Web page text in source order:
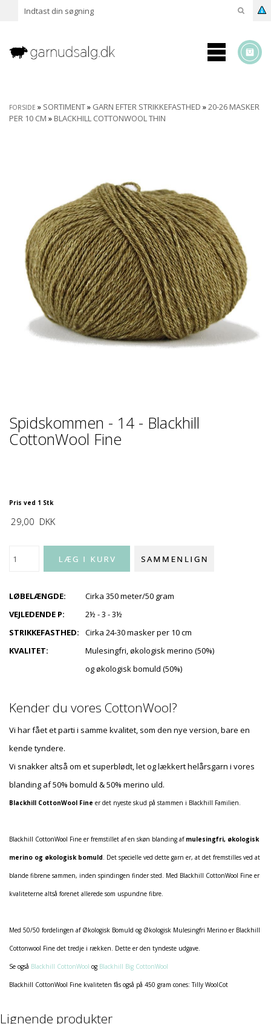
FORSIDE » SORTIMENT» GARN EFTER STRIKKEFASTHED »20-26 MASKER
PER 10 CM » BLACKHILL COTTONWOOL THIN
Spidskommen - 14 - Blackhill
CottonWool Fine
Pris ved 1 Stk
29,00 DKK
LØBELÆNGDE:
VEJLEDENDE P:
STRIKKEFASTHED:
KVALITET:
Cirka 350 meter/50 gram
2½ - 3 - 3½
Cirka 24-30 masker per 10 cm
Mulesingfri, økologisk merino (50%)
og økologisk bomuld (50%)
Kender du vores CottonWool?
Vi har fået et parti i samme kvalitet, som den nye version, bare en
kende tyndere.
Vi snakker altså om et superblødt, let og lækkert helårsgarn i vores
blanding af 50% bomuld & 50% merino uld.
Blackhill CottonWool Fine er det nyeste skud på stammen i Blackhill Familien.
Blackhill CottonWool Fine er fremstillet af en skøn blanding af mulesingfri, økologisk
merino og økologisk bomuld. Det specielle ved dette garn er, at det fremstilles ved at
blande fibrene sammen, inden spindingen finder sted. Med Blackhill CottonWool Fine er
kvaliteterne altså forenet allerede som uspundne fibre.
Med 50/50 fordelingen af Økologisk Bomuld og Økologisk Mulesingfri Merino er Blackhill
Cottonwool Fine det tredje i rækken. Dette er den tyndeste udgave.
Se også Blackhill CottonWool og Blackhill Big CottonWool
Blackhill CottonWool Fine kvaliteten fås også på 450 gram cones: Tilly WoolCot
Lignende produkter